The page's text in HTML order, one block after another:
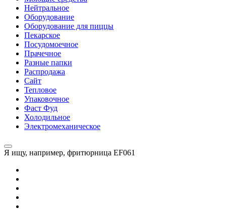
Нейтральное
Оборудование
Оборудование для пиццы
Пекарское
Посудомоечное
Прачечное
Разные папки
Распродажа
Сайт
Тепловое
Упаковочное
Фаст Фуд
Холодильное
Электромеханическое
Я ищу, например, фритюрница EF061